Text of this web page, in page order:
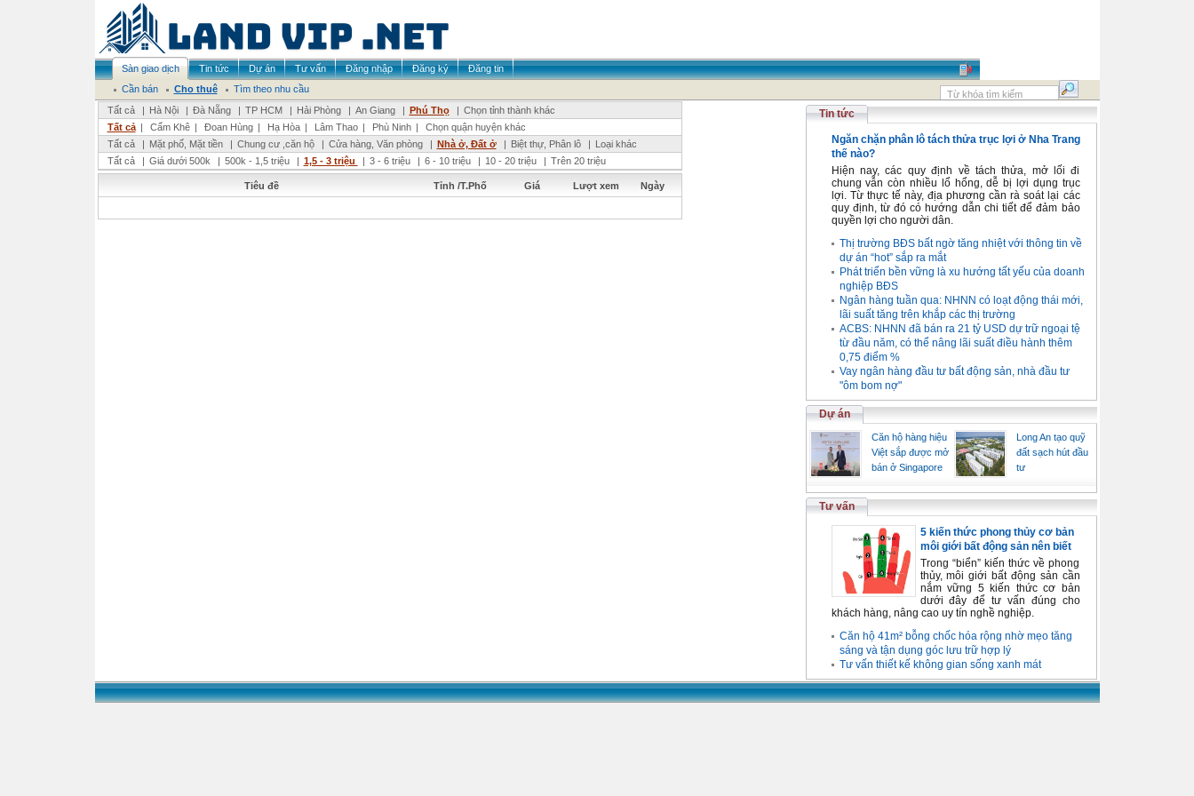
Sàn giao dịch Tin tức Dự án Tư vấn Đăng nhập Đăng ký
Đăng tin
Cần bán
Cho thuê
Tìm theo nhu cầu
Tất cả
| Hà Nội | Đà Nẵng | TP HCM | Hải Phòng | An Giang | Phú Thọ | Chọn tỉnh thành khác
Tất cả | Cẩm Khê | Đoan Hùng | Hạ Hòa | Lâm Thao | Phù Ninh |
Chọn quận huyện khác
Tất cả
| Mặt phố, Mặt tiền | Chung cư ,căn hộ | Cửa hàng, Văn phòng | Nhà ở, Đất ở | Biệt thự, Phân lô | Loại khác
Tất cả
| Giá dưới 500k | 500k - 1,5 triệu | 1,5 - 3 triệu | 3 - 6 triệu | 6 - 10 triệu | 10 - 20 triệu | Trên 20 triệu
Tiêu đề Tỉnh /T.Phố Giá Lượt xem Ngày
Tin tức
Ngăn chặn phân lô tách thửa trục lợi ở Nha Trang
thế nào?
Hiện nay, các quy định về tách thửa, mở lối đi
chung vẫn còn nhiều lổ hổng, dễ bị lợi dụng trục
lợi. Từ thực tế này, địa phương cần rà soát lại các
quy định, từ đó có hướng dẫn chi tiết để đảm bảo
quyền lợi cho người dân.
Thị trường BĐS bất ngờ tăng nhiệt với thông tin về
dự án “hot” sắp ra mắt
Phát triển bền vững là xu hướng tất yếu của doanh
nghiệp BĐS
Ngân hàng tuần qua: NHNN có loạt động thái mới,
lãi suất tăng trên khắp các thị trường
ACBS: NHNN đã bán ra 21 tỷ USD dự trữ ngoại tệ
từ đầu năm, có thể nâng lãi suất điều hành thêm
0,75 điểm %
Vay ngân hàng đầu tư bất động sản, nhà đầu tư
"ôm bom nợ"
Dự án
Căn hộ hàng hiệu
Việt sắp được mở
bán ở Singapore
Long An tạo quỹ
đất sạch hút đầu
tư
Tư vấn
5 kiến thức phong thủy cơ bản
môi giới bất động sản nên biết
Trong “biển” kiến thức về phong
thủy, môi giới bất động sản cần
nắm vững 5 kiến thức cơ bản
dưới đây để tư vấn đúng cho
khách hàng, nâng cao uy tín nghề nghiệp.
Căn hộ 41m² bỗng chốc hóa rộng nhờ mẹo tăng
sáng và tận dụng góc lưu trữ hợp lý
Tư vấn thiết kế không gian sống xanh mát